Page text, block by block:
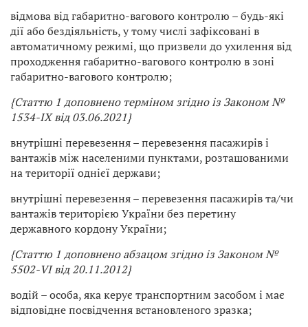
відмова від габаритно-вагового контролю – будь-які
дії або бездіяльність, у тому числі зафіксовані в
автоматичному режимі, що призвели до ухилення від
проходження габаритно-вагового контролю в зоні
габаритно-вагового контролю;
{Статтю 1 доповнено терміном згідно із Законом №
1534-IX від 03.06.2021}
внутрішні перевезення – перевезення пасажирів і
вантажів між населеними пунктами, розташованими
на території однієї держави;
внутрішні перевезення – перевезення пасажирів та/чи
вантажів територією України без перетину
державного кордону України;
{Статтю 1 доповнено абзацом згідно із Законом №
5502-VI від 20.11.2012}
водій – особа, яка керує транспортним засобом і має
відповідне посвідчення встановленого зразка;